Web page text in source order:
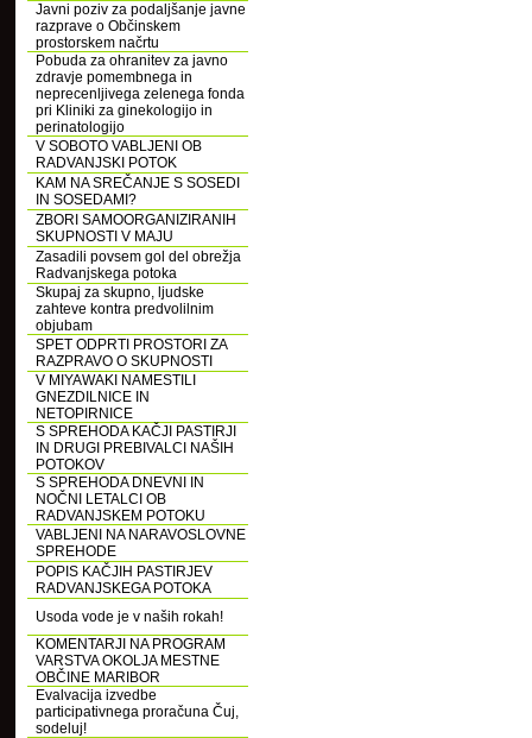
Javni poziv za podaljšanje javne
razprave o Občinskem
prostorskem načrtu
Pobuda za ohranitev za javno
zdravje pomembnega in
neprecenljivega zelenega fonda
pri Kliniki za ginekologijo in
perinatologijo
V SOBOTO VABLJENI OB
RADVANJSKI POTOK
KAM NA SREČANJE S SOSEDI
IN SOSEDAMI?
ZBORI SAMOORGANIZIRANIH
SKUPNOSTI V MAJU
Zasadili povsem gol del obrežja
Radvanjskega potoka
Skupaj za skupno, ljudske
zahteve kontra predvolilnim
objubam
SPET ODPRTI PROSTORI ZA
RAZPRAVO O SKUPNOSTI
V MIYAWAKI NAMESTILI
GNEZDILNICE IN
NETOPIRNICE
S SPREHODA KAČJI PASTIRJI
IN DRUGI PREBIVALCI NAŠIH
POTOKOV
S SPREHODA DNEVNI IN
NOČNI LETALCI OB
RADVANJSKEM POTOKU
VABLJENI NA NARAVOSLOVNE
SPREHODE
POPIS KAČJIH PASTIRJEV
RADVANJSKEGA POTOKA
Usoda vode je v naših rokah!
KOMENTARJI NA PROGRAM
VARSTVA OKOLJA MESTNE
OBČINE MARIBOR
Evalvacija izvedbe
participativnega proračuna Čuj,
sodeluj!